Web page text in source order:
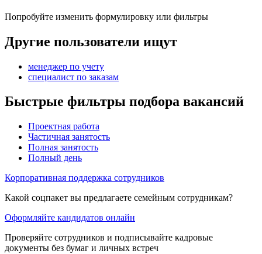
Попробуйте изменить формулировку или фильтры
Другие пользователи ищут
менеджер по учету
специалист по заказам
Быстрые фильтры подбора вакансий
Проектная работа
Частичная занятость
Полная занятость
Полный день
Корпоративная поддержка сотрудников
Какой соцпакет вы предлагаете семейным сотрудникам?
Оформляйте кандидатов онлайн
Проверяйте сотрудников и подписывайте кадровые
документы без бумаг и личных встреч